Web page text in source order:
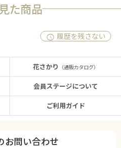
た商品
履歴を残さない
花さかり （通販カタログ）
会員ステージについて
ご利用ガイド
お問い合わせ